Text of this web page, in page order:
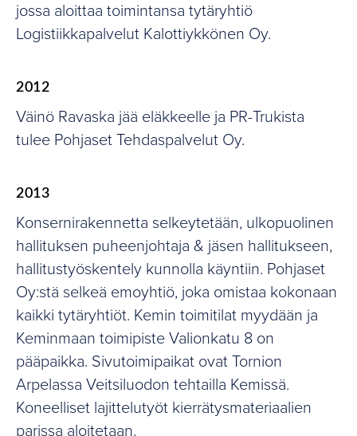
jossa aloittaa toimintansa tytäryhtiö
Logistiikkapalvelut Kalottiykkönen Oy.
2012
Väinö Ravaska jää eläkkeelle ja PR-Trukista
tulee Pohjaset Tehdaspalvelut Oy.
2013
Konsernirakennetta selkeytetään, ulkopuolinen
hallituksen puheenjohtaja & jäsen hallitukseen,
hallitustyöskentely kunnolla käyntiin. Pohjaset
Oy:stä selkeä emoyhtiö, joka omistaa kokonaan
kaikki tytäryhtiöt. Kemin toimitilat myydään ja
Keminmaan toimipiste Valionkatu 8 on
pääpaikka. Sivutoimipaikat ovat Tornion
Arpelassa Veitsiluodon tehtailla Kemissä.
Koneelliset lajittelutyöt kierrätysmateriaalien
parissa aloitetaan.